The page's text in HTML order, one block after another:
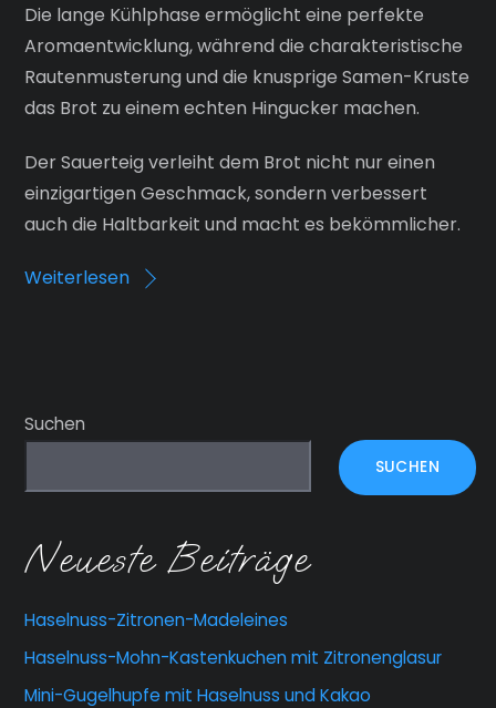
Die lange Kühlphase ermöglicht eine perfekte
Aromaentwicklung, während die charakteristische
Rautenmusterung und die knusprige Samen-Kruste
das Brot zu einem echten Hingucker machen.
Der Sauerteig verleiht dem Brot nicht nur einen
einzigartigen Geschmack, sondern verbessert
auch die Haltbarkeit und macht es bekömmlicher.
Weiterlesen
Suchen
SUCHEN
Neueste Beiträge
Haselnuss-Zitronen-Madeleines
Haselnuss-Mohn-Kastenkuchen mit Zitronenglasur
Mini-Gugelhupfe mit Haselnuss und Kakao